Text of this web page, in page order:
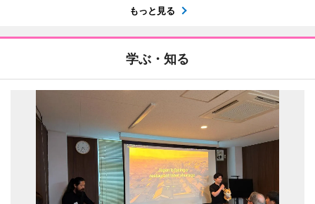
もっと見る
学ぶ・知る